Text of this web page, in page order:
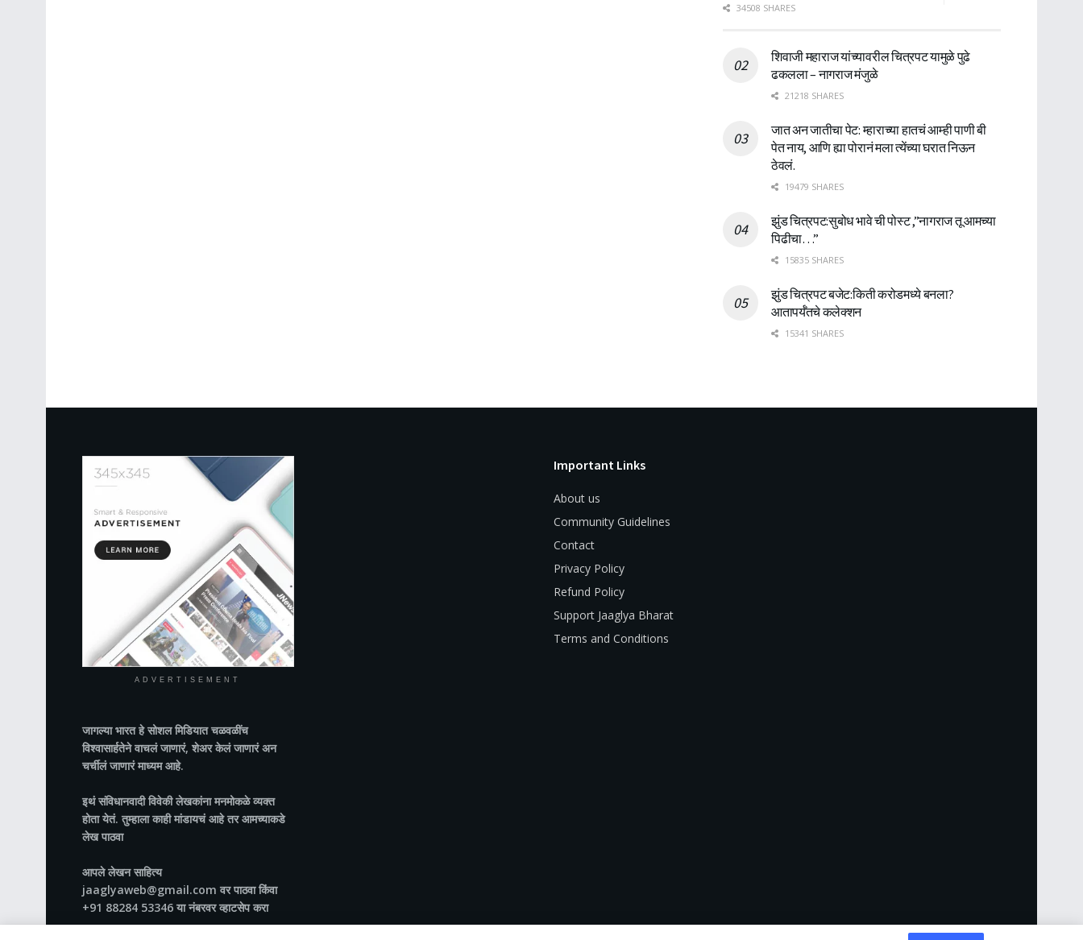
34508 SHARES
शिवाजी महाराज यांच्यावरील चित्रपट यामुळे पुढे
ढकलला – नागराज मंजुळे
21218 SHARES
जात अन जातीचा पेट: म्हाराच्या हातचं आम्ही पाणी बी
पेत नाय, आणि ह्या पोरानं मला त्येंच्या घरात निऊन
ठेवलं.
19479 SHARES
झुंड चित्रपट:सुबोध भावे ची पोस्ट ,”नागराज तू आमच्या
पिढीचा…”
15835 SHARES
झुंड चित्रपट बजेट:किती करोडमध्ये बनला?
आतापर्यँतचे कलेक्शन
15341 SHARES
ADVERTISEMENT
जागल्या भारतहे सोशल मिडियात चळवळींच
विश्वासार्हतेने वाचलं जाणारं, शेअर केलं जाणारं अन
चर्चीलं जाणारं माध्यम आहे.
इथं संविधानवादी विवेकी लेखकांना मनमोकळे व्यक्त
होता येतं. तुम्हाला काही मांडायचं आहे तर आमच्याकडे
लेख पाठवा
आपले लेखन साहित्य
jaaglyaweb@gmail.com वर पाठवा किंवा
+91 88284 53346 या नंबरवर व्हाटसेप करा
Important Links
About us
Community Guidelines
Contact
Privacy Policy
Refund Policy
Support Jaaglya Bharat
Terms and Conditions